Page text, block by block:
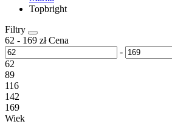
Topbright
Filtry
62 - 169 złCena
-
62
89
116
142
169
Wiek